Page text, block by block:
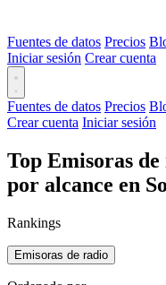
Fuentes de datos Precios
Iniciar sesión Crear cuenta
Fuentes de datos Precios
Crear cuenta Iniciar sesión
Top Emisoras
por alcance en
Rankings
Emisoras de radio